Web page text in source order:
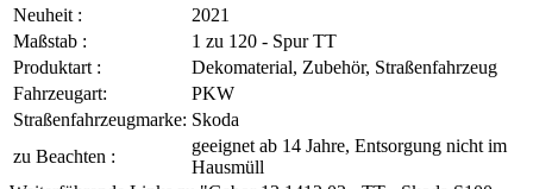
Neuheit :
2021
Maßstab :
1 zu 120 - Spur TT
Produktart :
Dekomaterial, Zubehör, Straßenfahrzeug
Fahrzeugart:
PKW
Straßenfahrzeugmarke: Skoda
zu Beachten :
geeignet ab 14 Jahre, Entsorgung nicht im
Hausmüll